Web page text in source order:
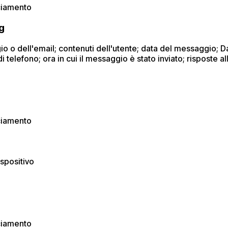
o dell'email; contenuti dell'utente; data del messaggio;
ora in cui il messaggio è stato inviato; risposte